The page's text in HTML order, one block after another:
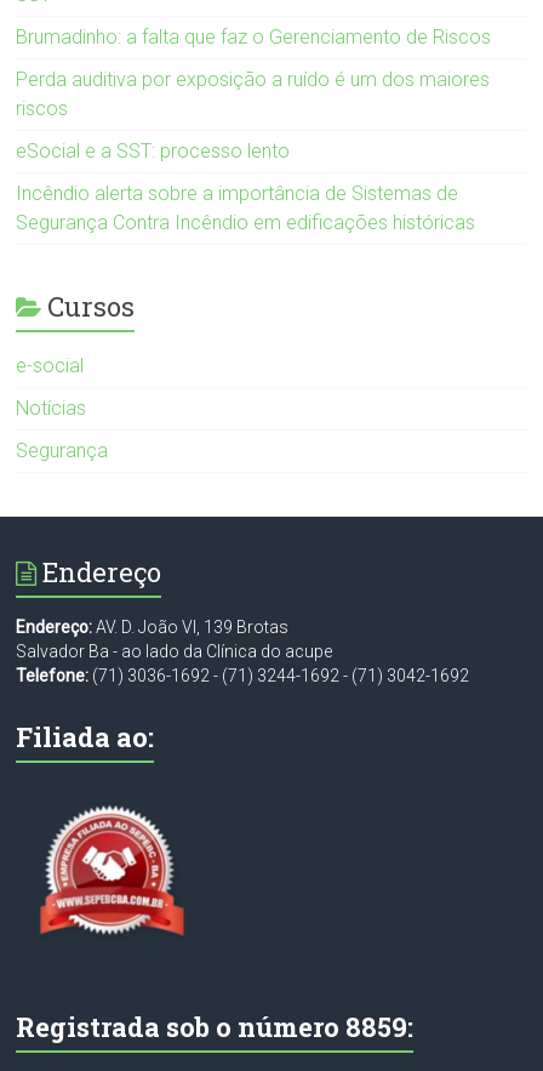
Brumadinho: a falta que faz o Gerenciamento de Riscos
Perda auditiva por exposição a ruído é um dos maiores
riscos
eSocial e a SST: processo lento
Incêndio alerta sobre a importância de Sistemas de
Segurança Contra Incêndio em edificações históricas
Cursos
e-social
Notícias
Segurança
Endereço
Endereço:AV. D. João VI, 139 Brotas
Salvador Ba - ao lado da Clínica do acupe
Telefone: (71) 3036-1692- (71) 3244-1692- (71) 3042-1692
Filiada ao:
Registrada sob o número 8859: